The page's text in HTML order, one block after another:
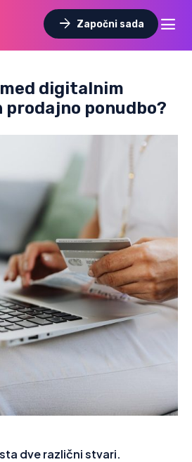
arrow_forward Započni sada dehaze
digitalnim
ponudbo?
dve različni stvari.